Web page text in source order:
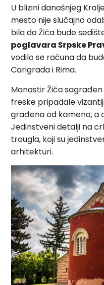
U blizini današnjeg
mesto nije slučajno
bila da Žiča bude
poglavara Srpske
vodilo se računa da
Carigrada i Rima.
Manastir Žiča
freske pripadale
građena od kamena, a
Jedinstveni detalji na
trougla, koji su
arhitekturi.